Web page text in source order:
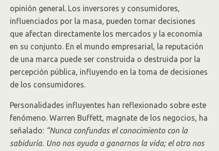
opinión general. Los inversores y consumidores,
influenciados por la masa, pueden tomar decisiones
que afectan directamente los mercados y la economía
en su conjunto. En el mundo empresarial, la reputación
de una marca puede ser construida o destruida por la
percepción pública, influyendo en la toma de decisiones
de los consumidores.
Personalidades influyentes han reflexionado sobre este
fenómeno. Warren Buffett, magnate de los negocios, ha
señalado: “Nunca confundas el conocimiento con la
sabiduría. Uno nos ayuda a ganarnos la vida; el otro nos